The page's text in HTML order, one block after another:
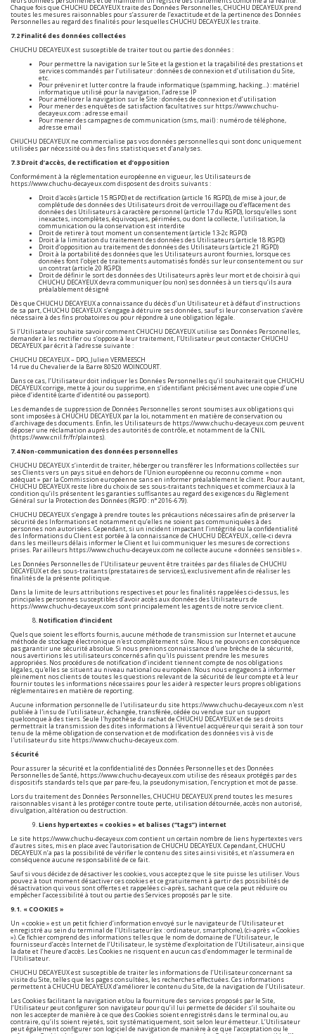
Chaque fois que CHUCHU DECAYEUX traite des Données Personnelles, CHUCHU DECAYEUX prend
toutes les mesures raisonnables pour s’assurer de l’exactitude et de la pertinence des Données
Personnelles au regard des finalités pour lesquelles CHUCHU DECAYEUX les traite.
7.2 Finalité des données collectées
CHUCHU DECAYEUX est susceptible de traiter tout ou partie des données :
Pour permettre la navigation sur le Site et la gestion et la traçabilité des prestations et
services commandés par l’utilisateur : données de connexion et d’utilisation du Site,
etc.
Pour prévenir et lutter contre la fraude informatique (spamming, hacking…) : matériel
informatique utilisé pour la navigation, l’adresse IP
Pour améliorer la navigation sur le Site : données de connexion et d’utilisation
Pour mener des enquêtes de satisfaction facultatives sur https://www.chuchu-
decayeux.com : adresse email
Pour mener des campagnes de communication (sms, mail) : numéro de téléphone,
adresse email
CHUCHU DECAYEUX ne commercialise pas vos données personnelles qui sont donc uniquement
utilisées par nécessité ou à des fins statistiques et d’analyses.
7.3 Droit d’accès, de rectification et d’opposition
Conformément à la réglementation européenne en vigueur, les Utilisateurs de
https://www.chuchu-decayeux.com disposent des droits suivants :
Droit d'accès (article 15 RGPD) et de rectification (article 16 RGPD), de mise à jour, de
complétude des données des Utilisateurs droit de verrouillage ou d’effacement des
données des Utilisateurs à caractère personnel (article 17 du RGPD), lorsqu’elles sont
inexactes, incomplètes, équivoques, périmées, ou dont la collecte, l'utilisation, la
communication ou la conservation est interdite
Droit de retirer à tout moment un consentement (article 13-2c RGPD)
Droit à la limitation du traitement des données des Utilisateurs (article 18 RGPD)
Droit d’opposition au traitement des données des Utilisateurs (article 21 RGPD)
Droit à la portabilité des données que les Utilisateurs auront fournies, lorsque ces
données font l’objet de traitements automatisés fondés sur leur consentement ou sur
un contrat (article 20 RGPD)
Droit de définir le sort des données des Utilisateurs après leur mort et de choisir à qui
CHUCHU DECAYEUX devra communiquer (ou non) ses données à un tiers qu’ils aura
préalablement désigné
Dès que CHUCHU DECAYEUX a connaissance du décès d’un Utilisateur et à défaut d’instructions
de sa part, CHUCHU DECAYEUX s’engage à détruire ses données, sauf si leur conservation s’avère
nécessaire à des fins probatoires ou pour répondre à une obligation légale.
Si l’Utilisateur souhaite savoir comment CHUCHU DECAYEUX utilise ses Données Personnelles,
demander à les rectifier ou s’oppose à leur traitement, l’Utilisateur peut contacter CHUCHU
DECAYEUX par écrit à l’adresse suivante :
CHUCHU DECAYEUX – DPO, Julien VERMEESCH
14 rue du Chevalier de la Barre 80520 WOINCOURT.
Dans ce cas, l’Utilisateur doit indiquer les Données Personnelles qu’il souhaiterait que CHUCHU
DECAYEUX corrige, mette à jour ou supprime, en s’identifiant précisément avec une copie d’une
pièce d’identité (carte d’identité ou passeport).
Les demandes de suppression de Données Personnelles seront soumises aux obligations qui
sont imposées à CHUCHU DECAYEUX par la loi, notamment en matière de conservation ou
d’archivage des documents. Enfin, les Utilisateurs de https://www.chuchu-decayeux.com peuvent
déposer une réclamation auprès des autorités de contrôle, et notamment de la CNIL
(https://www.cnil.fr/fr/plaintes).
7.4 Non-communication des données personnelles
CHUCHU DECAYEUX s’interdit de traiter, héberger ou transférer les Informations collectées sur
ses Clients vers un pays situé en dehors de l’Union européenne ou reconnu comme « non
adéquat » par la Commission européenne sans en informer préalablement le client. Pour autant,
CHUCHU DECAYEUX reste libre du choix de ses sous-traitants techniques et commerciaux à la
condition qu’ils présentent les garanties suffisantes au regard des exigences du Règlement
Général sur la Protection des Données (RGPD : n° 2016-679).
CHUCHU DECAYEUX s’engage à prendre toutes les précautions nécessaires afin de préserver la
sécurité des Informations et notamment qu’elles ne soient pas communiquées à des
personnes non autorisées. Cependant, si un incident impactant l’intégrité ou la confidentialité
des Informations du Client est portée à la connaissance de CHUCHU DECAYEUX , celle-ci devra
dans les meilleurs délais informer le Client et lui communiquer les mesures de corrections
prises. Par ailleurs https://www.chuchu-decayeux.com ne collecte aucune « données sensibles ».
Les Données Personnelles de l’Utilisateur peuvent être traitées par des filiales de CHUCHU
DECAYEUX et des sous-traitants (prestataires de services), exclusivement afin de réaliser les
finalités de la présente politique.
Dans la limite de leurs attributions respectives et pour les finalités rappelées ci-dessus, les
principales personnes susceptibles d’avoir accès aux données des Utilisateurs de
https://www.chuchu-decayeux.com sont principalement les agents de notre service client.
Notification d’incident
Quels que soient les efforts fournis, aucune méthode de transmission sur Internet et aucune
méthode de stockage électronique n'est complètement sûre. Nous ne pouvons en conséquence
pas garantir une sécurité absolue. Si nous prenions connaissance d'une brèche de la sécurité,
nous avertirions les utilisateurs concernés afin qu'ils puissent prendre les mesures
appropriées. Nos procédures de notification d’incident tiennent compte de nos obligations
légales, qu'elles se situent au niveau national ou européen. Nous nous engageons à informer
pleinement nos clients de toutes les questions relevant de la sécurité de leur compte et à leur
fournir toutes les informations nécessaires pour les aider à respecter leurs propres obligations
réglementaires en matière de reporting.
Aucune information personnelle de l'utilisateur du site https://www.chuchu-decayeux.com n'est
publiée à l'insu de l'utilisateur, échangée, transférée, cédée ou vendue sur un support
quelconque à des tiers. Seule l'hypothèse du rachat de CHUCHU DECAYEUX et de ses droits
permettrait la transmission des dites informations à l'éventuel acquéreur qui serait à son tour
tenu de la même obligation de conservation et de modification des données vis à vis de
l'utilisateur du site https://www.chuchu-decayeux.com.
Sécurité
Pour assurer la sécurité et la confidentialité des Données Personnelles et des Données
Personnelles de Santé, https://www.chuchu-decayeux.com utilise des réseaux protégés par des
dispositifs standards tels que par pare-feu, la pseudonymisation, l’encryption et mot de passe.
Lors du traitement des Données Personnelles, CHUCHU DECAYEUX prend toutes les mesures
raisonnables visant à les protéger contre toute perte, utilisation détournée, accès non autorisé,
divulgation, altération ou destruction.
Liens hypertextes « cookies » et balises (“tags”) internet
Le site https://www.chuchu-decayeux.com contient un certain nombre de liens hypertextes vers
d’autres sites, mis en place avec l’autorisation de CHUCHU DECAYEUX. Cependant, CHUCHU
DECAYEUX n’a pas la possibilité de vérifier le contenu des sites ainsi visités, et n’assumera en
conséquence aucune responsabilité de ce fait.
Sauf si vous décidez de désactiver les cookies, vous acceptez que le site puisse les utiliser. Vous
pouvez à tout moment désactiver ces cookies et ce gratuitement à partir des possibilités de
désactivation qui vous sont offertes et rappelées ci-après, sachant que cela peut réduire ou
empêcher l’accessibilité à tout ou partie des Services proposés par le site.
9.1. « COOKIES »
Un « cookie » est un petit fichier d’information envoyé sur le navigateur de l’Utilisateur et
enregistré au sein du terminal de l’Utilisateur (ex : ordinateur, smartphone), (ci-après « Cookies
»). Ce fichier comprend des informations telles que le nom de domaine de l’Utilisateur, le
fournisseur d’accès Internet de l’Utilisateur, le système d’exploitation de l’Utilisateur, ainsi que
la date et l’heure d’accès. Les Cookies ne risquent en aucun cas d’endommager le terminal de
l’Utilisateur.
CHUCHU DECAYEUX est susceptible de traiter les informations de l’Utilisateur concernant sa
visite du Site, telles que les pages consultées, les recherches effectuées. Ces informations
permettent à CHUCHU DECAYEUX d’améliorer le contenu du Site, de la navigation de l’Utilisateur.
Les Cookies facilitant la navigation et/ou la fourniture des services proposés par le Site,
l’Utilisateur peut configurer son navigateur pour qu’il lui permette de décider s’il souhaite ou
non les accepter de manière à ce que des Cookies soient enregistrés dans le terminal ou, au
contraire, qu’ils soient rejetés, soit systématiquement, soit selon leur émetteur. L’Utilisateur
peut également configurer son logiciel de navigation de manière à ce que l’acceptation ou le